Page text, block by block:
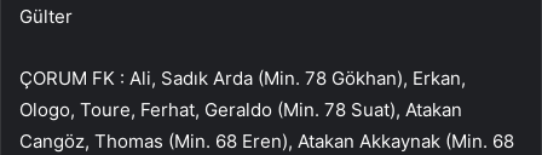
Gülter
ÇORUM FK : Ali, Sadık Arda (Min. 78 Gökhan), Erkan,
Ologo, Toure, Ferhat, Geraldo (Min. 78 Suat), Atakan
Cangöz, Thomas (Min. 68 Eren), Atakan Akkaynak (Min. 68